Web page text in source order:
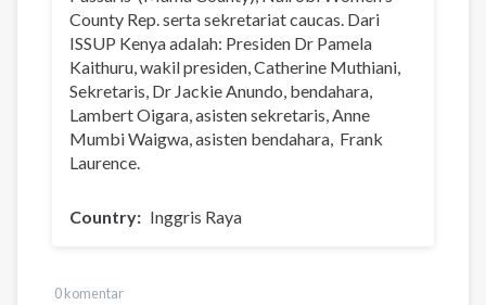
County Rep. serta sekretariat caucas. Dari
ISSUP Kenya adalah: Presiden Dr Pamela
Kaithuru, wakil presiden, Catherine Muthiani,
Sekretaris, Dr Jackie Anundo, bendahara,
Lambert Oigara, asisten sekretaris, Anne
Mumbi Waigwa, asisten bendahara, Frank
Laurence.
Country Inggris Raya
0 komentar